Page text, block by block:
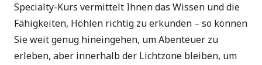
Specialty-Kurs vermittelt Ihnen das Wissen und die
Fähigkeiten, Höhlen richtig zu erkunden – so können
Sie weit genug hineingehen, um Abenteuer zu
erleben, aber innerhalb der Lichtzone bleiben, um